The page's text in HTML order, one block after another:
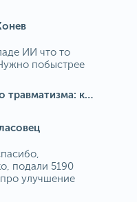
ИИ что то
побыстрее
Стратегия нулевого травматизма: как ИИ-камеры Camkord снижают риск наезда на пешехода при работе на погрузчике
подали 5190
улучшение